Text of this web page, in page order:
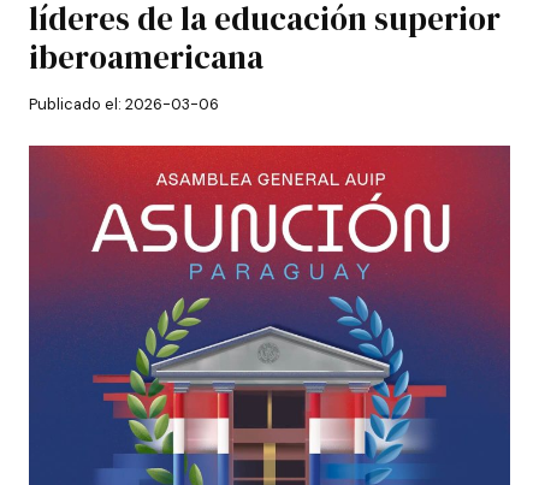
líderes de la educación superior
iberoamericana
Publicado el: 2026-03-06